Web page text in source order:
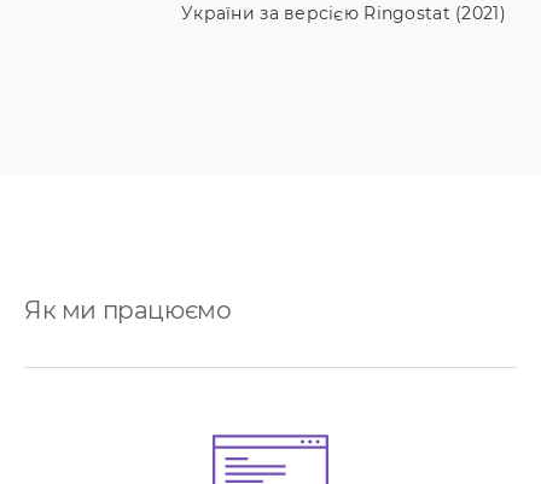
України за версією Ringostat (2021)
Як ми працюємо